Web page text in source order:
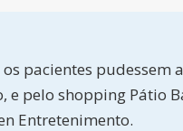
pacientes
e pelo shopping Pátio
Entretenimento.